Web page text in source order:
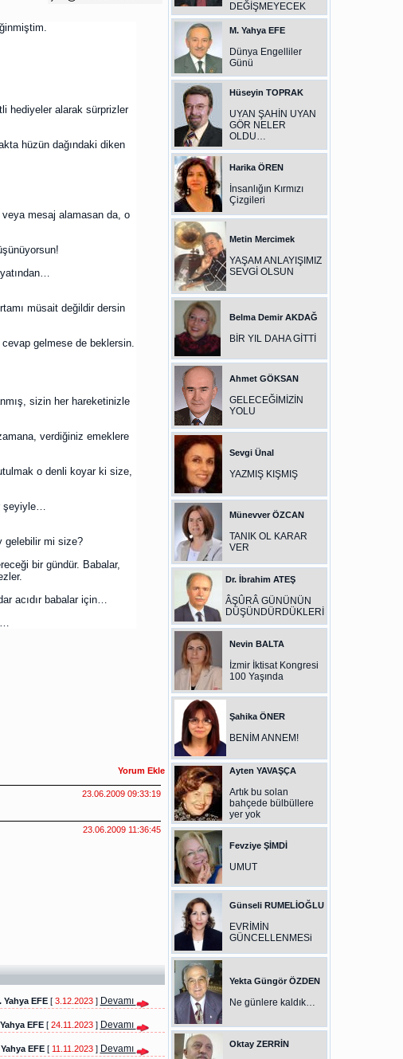
hediyeler alarak sürprizler
hüzün dağındaki diken
mesaj alamasan da, o
müsait değildir dersin
cevap gelmese de beklersin.
sizin her hareketinizle
verdiğiniz emeklere
o denli koyar ki size,
şeyiyle…
gelebilir mi size?
bir gündür. Babalar,
acıdır babalar için…
Yahya EFE[3.12.2023 ] Devamı
EFE[24.11.2023 ] Devamı
EFE[11.11.2023 ] Devamı
DEĞİŞMEYECEK
M. Yahya EFE
Dünya Engelliler
Günü
Hüseyin TOPRAK
UYAN ŞAHİN UYAN
GÖR NELER
OLDU…
Harika ÖREN
İnsanlığın Kırmızı
Çizgileri
Metin Mercimek
YAŞAM ANLAYIŞIMIZ
SEVGİ OLSUN
Belma Demir AKDAĞ
BİR YIL DAHA GİTTİ
Ahmet GÖKSAN
GELECEĞİMİZİN
YOLU
Sevgi Ünal
YAZMIŞ KIŞMIŞ
Münevver ÖZCAN
TANIK OL KARAR
VER
Dr. İbrahim ATEŞ
ÂŞÛRÂ GÜNÜNÜN
DÜŞÜNDÜRDÜKLERİ
Nevin BALTA
İzmir İktisat Kongresi
100 Yaşında
Şahika ÖNER
BENİM ANNEM!
Ayten YAVAŞÇA
Artık bu solan
bahçede bülbüllere
yer yok
Fevziye ŞİMDİ
UMUT
Günseli RUMELİOĞLU
EVRİMİN
GÜNCELLENMESi
Yekta Güngör ÖZDEN
Ne günlere kaldık…
Oktay ZERRİN